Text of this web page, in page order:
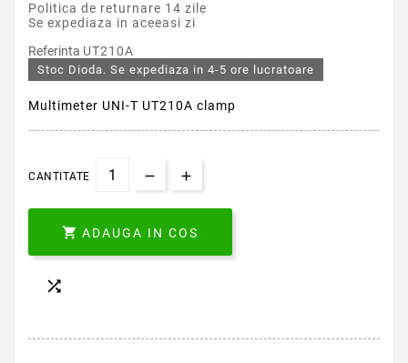
Politica de returnare 14 zile
Se expediaza in aceeasi zi
Referinta UT210A
Stoc Dioda. Se expediaza in 4-5 ore lucratoare
Multimeter UNI-T UT210A clamp
CANTITATE
 ADAUGA IN COS
